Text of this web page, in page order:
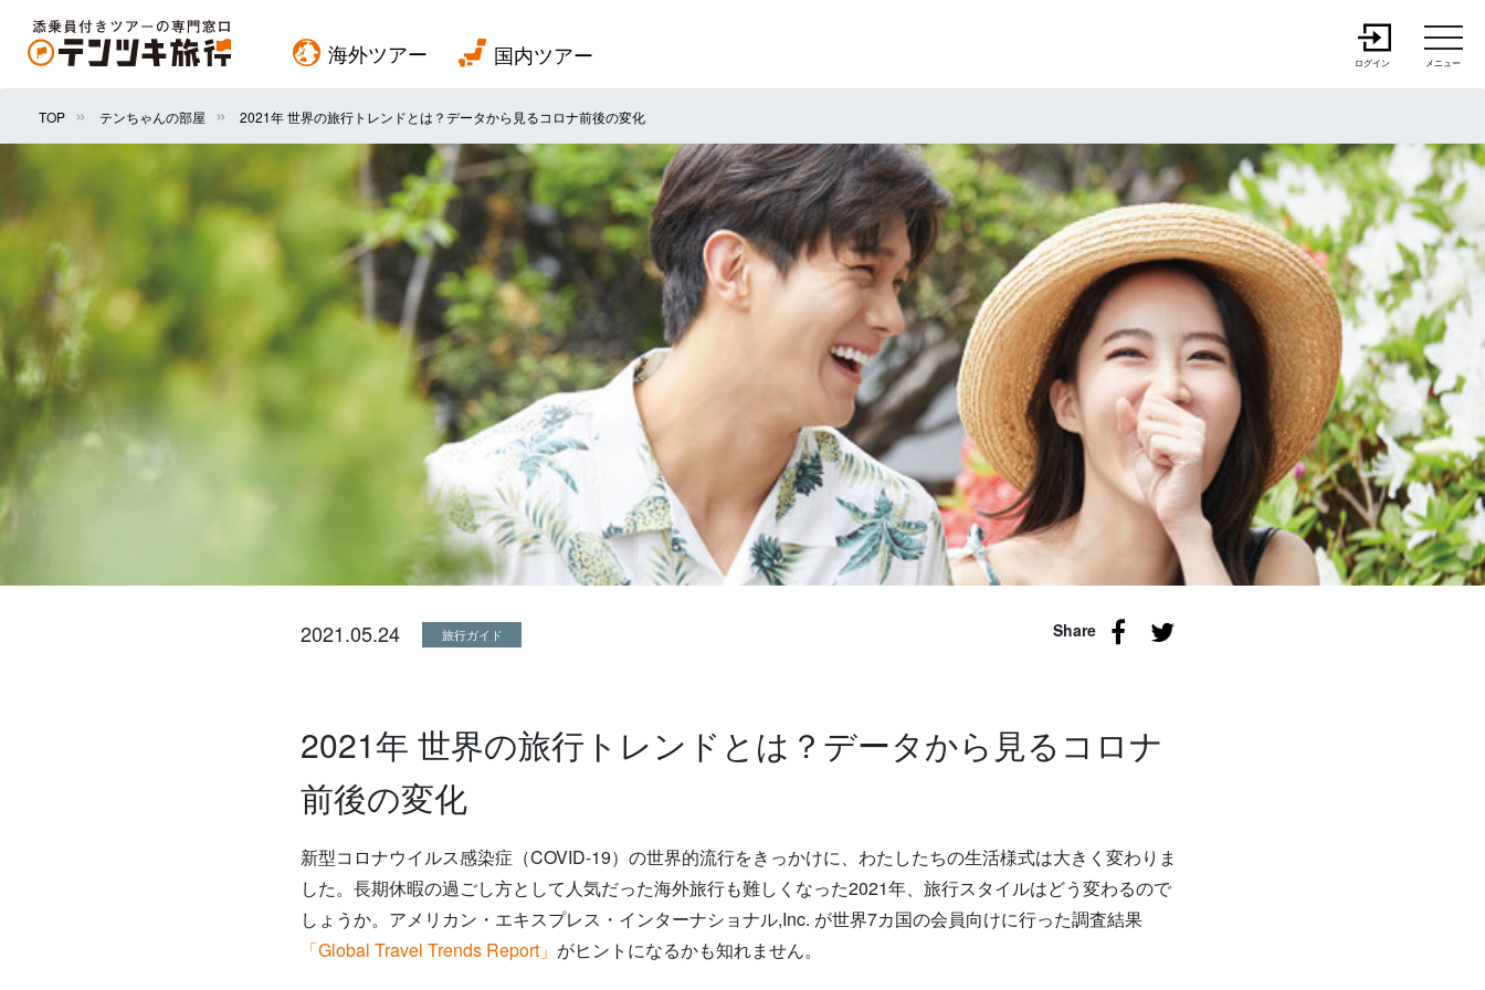
海外ツアー 国内ツアー ログイン メニュー
TOP テンちゃんの部屋 2021年 世界の旅行トレンドとは？データから見るコロナ前後の変化
2021.05.24 旅行ガイド Share
2021年 世界の旅行トレンドとは？データから見るコロナ
前後の変化
新型コロナウイルス感染症（COVID-19）の世界的流行をきっかけに、わたしたちの生活様式は大きく変わりま
した。長期休暇の過ごし方として人気だった海外旅行も難しくなった2021年、旅行スタイルはどう変わるので
しょうか。アメリカン・エキスプレス・インターナショナル,Inc. が世界7カ国の会員向けに行った調査結果
「Global Travel Trends Report」 がヒントになるかも知れません。